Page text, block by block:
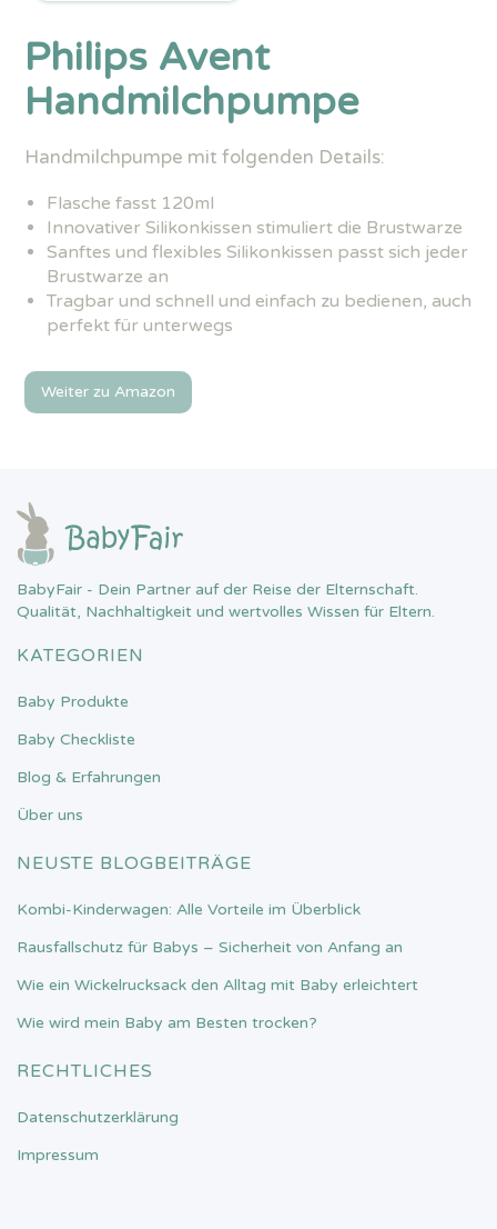
Philips Avent
Handmilchpumpe
Handmilchpumpe mit folgenden Details:
Flasche fasst 120ml
Innovativer Silikonkissen stimuliert die Brustwarze
Sanftes und flexibles Silikonkissen passt sich jeder
Brustwarze an
Tragbar und schnell und einfach zu bedienen, auch
perfekt für unterwegs
Weiter zu Amazon
BabyFair - Dein Partner auf der Reise der Elternschaft.
Qualität, Nachhaltigkeit und wertvolles Wissen für Eltern.
KATEGORIEN
Baby Produkte
Baby Checkliste
Blog & Erfahrungen
Über uns
NEUSTE BLOGBEITRÄGE
Kombi-Kinderwagen: Alle Vorteile im Überblick
Rausfallschutz für Babys – Sicherheit von Anfang an
Wie ein Wickelrucksack den Alltag mit Baby erleichtert
Wie wird mein Baby am Besten trocken?
RECHTLICHES
Datenschutzerklärung
Impressum